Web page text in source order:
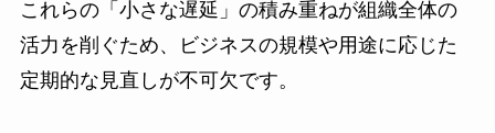
これらの「小さな遅延」の積み重ねが組織全体の
活力を削ぐため、ビジネスの規模や用途に応じた
定期的な見直しが不可欠です。